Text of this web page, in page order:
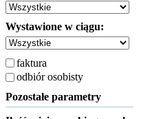
Wystawione w ciągu:
faktura
odbiór osobisty
Pozostałe parametry